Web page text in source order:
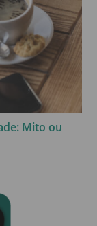
Mito ou